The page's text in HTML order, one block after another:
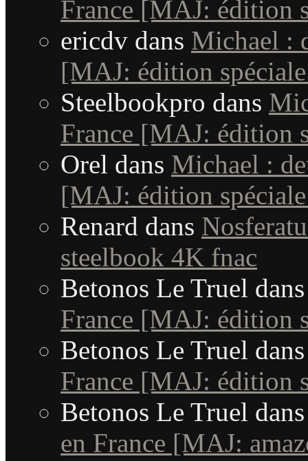
France [MAJ: édition
ericdv dans Michael :
[MAJ: édition
Steelbookpro dans
France [MAJ: édition
Orel dans Michael :
[MAJ: édition
Renard dans
steelbook 4K fnac
Betonos Le Truel
France [MAJ: édition
Betonos Le Truel
France [MAJ: édition
Betonos Le Truel
en France [MAJ: